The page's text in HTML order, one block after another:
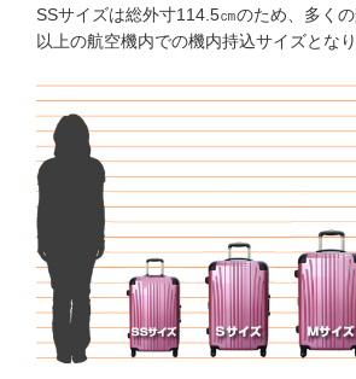
SSサイズは総外寸114.5㎝のため、多く
以上の航空機内での機内持込サイズとな